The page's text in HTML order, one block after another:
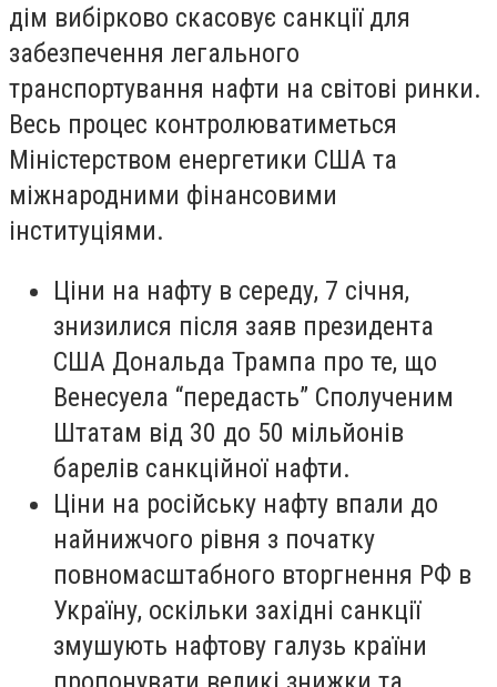
дім вибірково скасовує санкції для
забезпечення легального
транспортування нафти на світові ринки.
Весь процес контролюватиметься
Міністерством енергетики США та
міжнародними фінансовими
інституціями.
Ціни на нафту в середу, 7 січня,
знизилися після заяв президента
США Дональда Трампа про те, що
Венесуела “передасть” Сполученим
Штатам від 30 до 50 мільйонів
барелів санкційної нафти.
Ціни на російську нафту впали до
найнижчого рівня з початку
повномасштабного вторгнення РФ в
Україну, оскільки західні санкції
змушують нафтову галузь країни